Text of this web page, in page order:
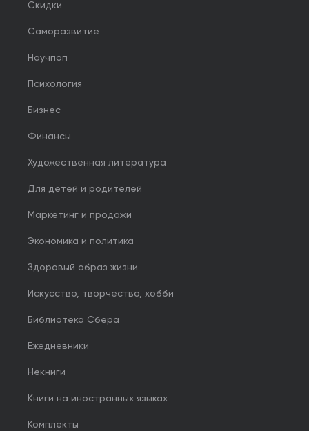
Скидки
Саморазвитие
Научпоп
Психология
Бизнес
Финансы
Художественная литература
Для детей и родителей
Маркетинг и продажи
Экономика и политика
Здоровый образ жизни
Искусство, творчество, хобби
Библиотека Сбера
Ежедневники
Некниги
Книги на иностранных языках
Комплекты